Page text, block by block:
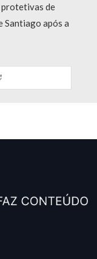
protetivas de
Santiago após a